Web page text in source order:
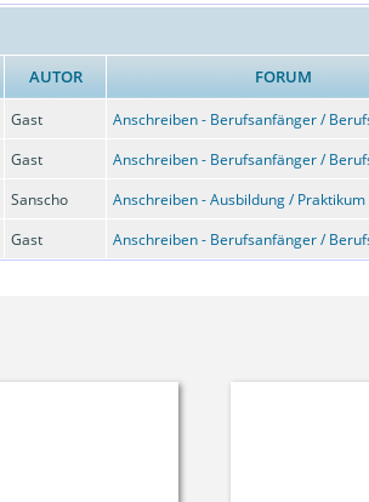
AUTOR FORUM
Gast Anschreiben - Berufsanfänger /
Gast Anschreiben - Berufsanfänger /
Sanscho Anschreiben - Ausbildung / Praktikum
Gast Anschreiben - Berufsanfänger /